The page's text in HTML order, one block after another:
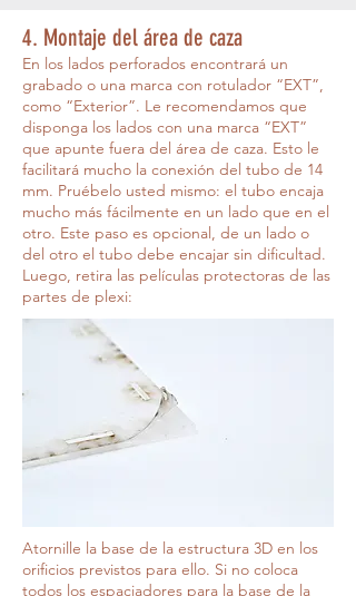
4. Montaje del área de caza
En los lados perforados encontrará un
grabado o una marca con rotulador “EXT”,
como “Exterior”. Le recomendamos que
disponga los lados con una marca “EXT”
que apunte fuera del área de caza. Esto le
facilitará mucho la conexión del tubo de 14
mm. Pruébelo usted mismo: el tubo encaja
mucho más fácilmente en un lado que en el
otro. Este paso es opcional, de un lado o
del otro el tubo debe encajar sin dificultad.
Luego, retira las películas protectoras de las
partes de plexi:
Atornille la base de la estructura 3D en los
orificios previstos para ello. Si no coloca
todos los espaciadores para la base de la